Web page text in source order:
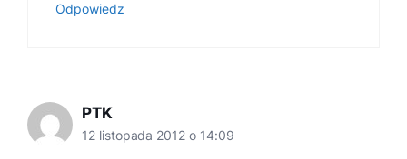
Odpowiedz
PTK
12 listopada 2012 o 14:09